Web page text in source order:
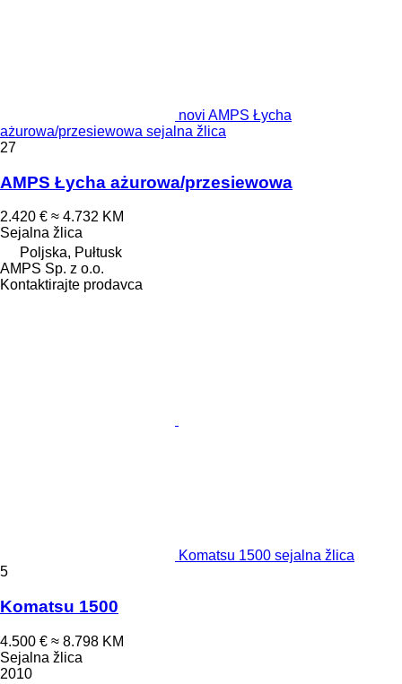
novi AMPS Łycha
ażurowa/przesiewowa sejalna žlica
27
AMPS Łycha ażurowa/przesiewowa
2.420 € ≈ 4.732 KM
Sejalna žlica
Poljska, Pułtusk
AMPS Sp. z o.o.
Kontaktirajte prodavca
Komatsu 1500 sejalna žlica
5
Komatsu 1500
4.500 € ≈ 8.798 KM
Sejalna žlica
2010